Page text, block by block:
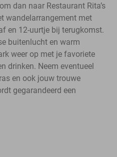
dan naar Restaurant Rita’s
wandelarrangement met
en 12-uurtje bij terugkomst.
buitenlucht en warm
weer op met je favoriete
drinken. Neem eventueel
en ook jouw trouwe
gegarandeerd een